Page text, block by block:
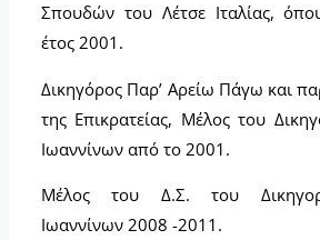
Σπουδών του Λέτσε Ιταλίας,
έτος 2001.
Δικηγόρος Παρ’ Αρείω Πάγω και
της Επικρατείας, Μέλος του
Ιωαννίνων από το 2001.
Μέλος του Δ.Σ. του
Ιωαννίνων 2008 -2011.